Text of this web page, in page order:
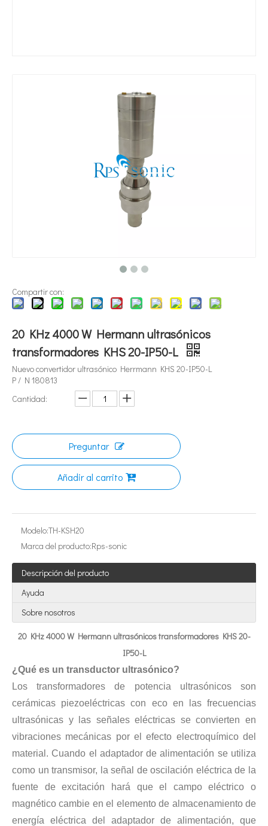
Tecnología de esterilización ultrasónica de mermeladas
Actualmente, la investigación sobre la extracción de antioxidantes y
Compartir con:
20 KHz 4000 W Hermann ultrasónicos
transformadores KHS 20-IP50-L
Nuevo convertidor ultrasónico Herrmann KHS 20-IP50-L
P / N 180813
Cantidad:
Preguntar
Añadir al carrito
Modelo:TH-KSH20
Marca del producto:Rps-sonic
Descripción del producto
Ayuda
Sobre nosotros
20 KHz 4000 W Hermann ultrasónicos transformadores KHS 20-
IP50-L
¿Qué es un transductor ultrasónico?
Los transformadores de potencia ultrasónicos son
cerámicas piezoeléctricas con eco en las frecuencias
ultrasónicas y las señales eléctricas se convierten en
vibraciones mecánicas por el efecto electroquímico del
material. Cuando el adaptador de alimentación se utiliza
como un transmisor, la señal de oscilación eléctrica de la
fuente de excitación hará que el campo eléctrico o
magnético cambie en el elemento de almacenamiento de
energía eléctrica del adaptador de alimentación, que